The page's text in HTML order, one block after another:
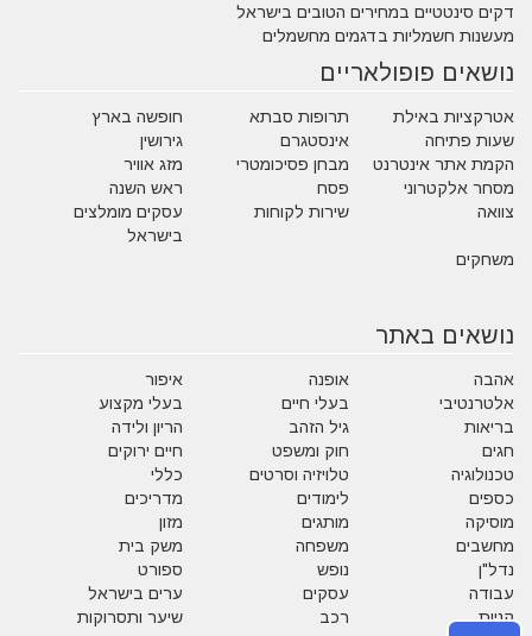
דקים סינטטיים במחירים הטובים בישראל
מעשנות חשמליות בדגמים מחשמלים
נושאים פופולאריים
אטרקציות באילת תרופות סבתא
חופשה בארץ
שעות פתיחה
אינסטגרם
גירושין
הקמת אתר אינטרנט
מבחן פסיכומטרי
מזג אוויר
מסחר אלקטרוני
פסח
ראש השנה
צוואה
שירות לקוחות
עסקים מומלצים
בישראל
משחקים
נושאים באתר
אהבה אופנה
איפור
אלטרנטיבי
בעלי חיים
בעלי מקצוע
בריאות
גיל הזהב
הריון ולידה
חגים
חוק ומשפט
חיים ירוקים
טכנולוגיה
טלויזיה וסרטים
כללי
כספים
לימודים
מדריכים
מוסיקה
מותגים
מזון
מחשבים
משפחה
משק בית
נדל"ן
נופש
ספורט
עבודה
עסקים
ערים בישראל
קניות
רכב
שיער ותסרוקות